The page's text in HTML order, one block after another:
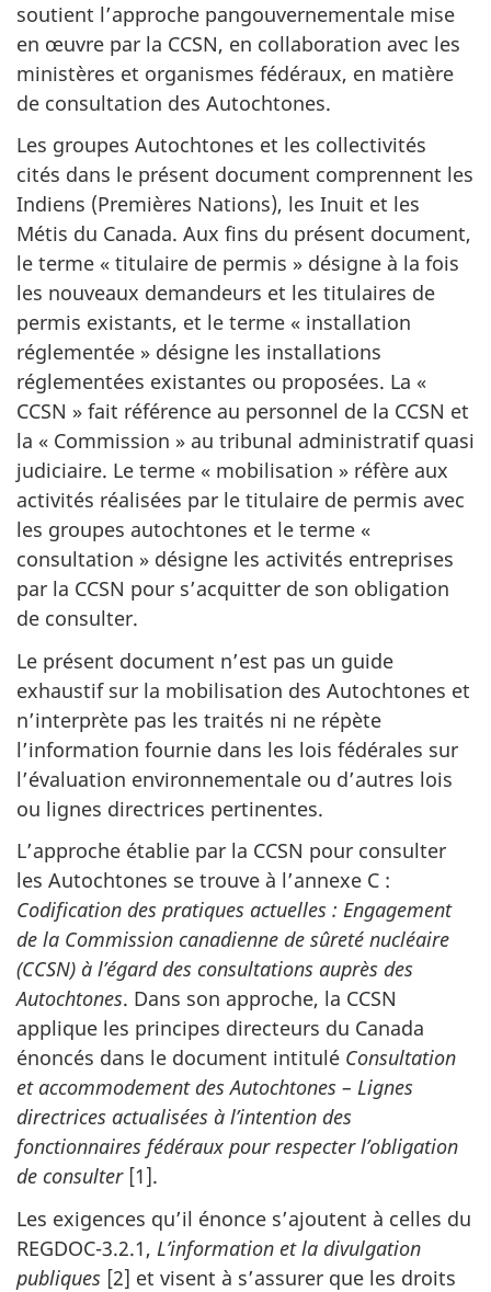
soutient l’approche pangouvernementale mise
en œuvre par la CCSN, en collaboration avec les
ministères et organismes fédéraux, en matière
de consultation des Autochtones.
Les groupes Autochtones et les collectivités
cités dans le présent document comprennent les
Indiens (Premières Nations), les Inuit et les
Métis du Canada. Aux fins du présent document,
le terme « titulaire de permis » désigne à la fois
les nouveaux demandeurs et les titulaires de
permis existants, et le terme « installation
réglementée » désigne les installations
réglementées existantes ou proposées. La «
CCSN » fait référence au personnel de la CCSN et
la « Commission » au tribunal administratif quasi
judiciaire. Le terme « mobilisation » réfère aux
activités réalisées par le titulaire de permis avec
les groupes autochtones et le terme «
consultation » désigne les activités entreprises
par la CCSN pour s’acquitter de son obligation
de consulter.
Le présent document n’est pas un guide
exhaustif sur la mobilisation des Autochtones et
n’interprète pas les traités ni ne répète
l’information fournie dans les lois fédérales sur
l’évaluation environnementale ou d’autres lois
ou lignes directrices pertinentes.
L’approche établie par la CCSN pour consulter
les Autochtones se trouve à l’annexe C :
Codification des pratiques actuelles : Engagement
de la Commission canadienne de sûreté nucléaire
(CCSN) à l’égard des consultations auprès des
Autochtones. Dans son approche, la CCSN
applique les principes directeurs du Canada
énoncés dans le document intitulé Consultation
et accommodement des Autochtones – Lignes
directrices actualisées à l’intention des
fonctionnaires fédéraux pour respecter l’obligation
de consulter[1].
Les exigences qu’il énonce s’ajoutent à celles du
REGDOC-3.2.1, L’information et la divulgation
publiques [2] et visent à s’assurer que les droits